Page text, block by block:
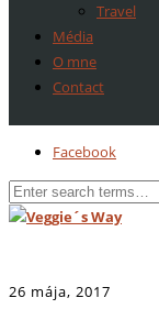
Travel
Média
O mne
Contact
Facebook
26 mája, 2017